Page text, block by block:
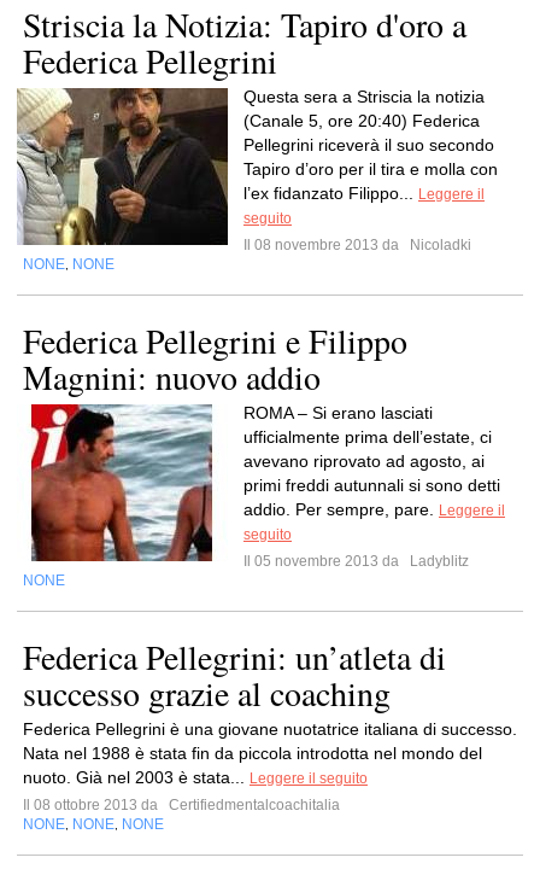
Striscia la Notizia: Tapiro d'oro a
Federica Pellegrini
Questa sera a Striscia la notizia
(Canale 5, ore 20:40) Federica
Pellegrini riceverà il suo secondo
Tapiro d’oro per il tira e molla con
l’ex fidanzato Filippo...
Leggere il
seguito
Il 08 novembre 2013 da
Nicoladki
NONE NONE
Federica Pellegrini e Filippo
Magnini: nuovo addio
ROMA – Si erano lasciati
ufficialmente prima dell’estate, ci
avevano riprovato ad agosto, ai
primi freddi autunnali si sono detti
addio. Per sempre, pare.
Leggere il
seguito
Il 05 novembre 2013 da
Ladyblitz
NONE
Federica Pellegrini: un’atleta di
successo grazie al coaching
Federica Pellegrini è una giovane nuotatrice italiana di successo.
Nata nel 1988 è stata fin da piccola introdotta nel mondo del
nuoto. Già nel 2003 è stata...
Leggere il seguito
Il 08 ottobre 2013 da
Certifiedmentalcoachitalia
NONE NONE NONE